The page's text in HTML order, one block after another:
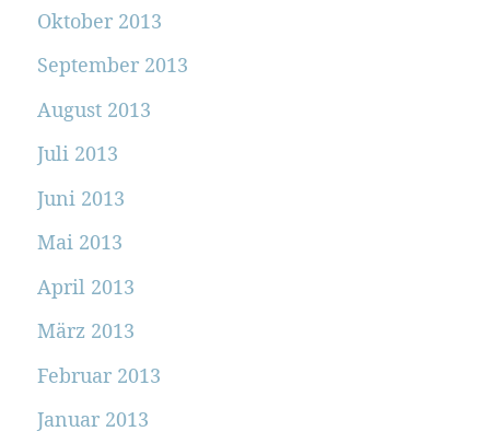
Oktober 2013
September 2013
August 2013
Juli 2013
Juni 2013
Mai 2013
April 2013
März 2013
Februar 2013
Januar 2013